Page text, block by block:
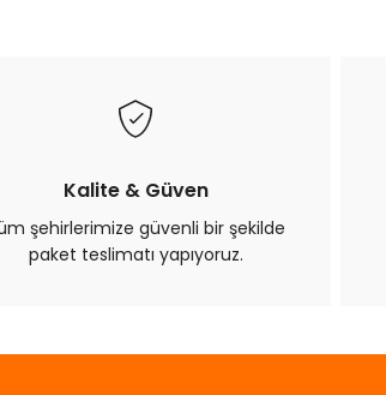
Kalite & Güven
şehirlerimize güvenli bir şekilde
paket teslimatı yapıyoruz.